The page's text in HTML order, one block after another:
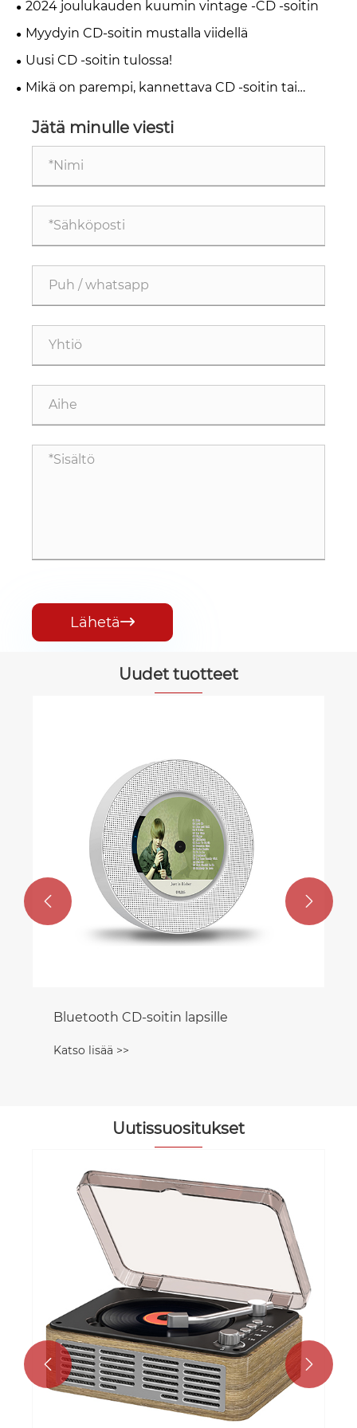
2024 joulukauden kuumin vintage -CD -soitin
Myydyin CD-soitin mustalla viidellä
Uusi CD -soitin tulossa!
Mikä on parempi, kannettava CD -soitin tai
Jätä minulle viesti
Lähetä
Uudet tuotteet
Bluetooth CD-soitin lapsille
Katso lisää >>
 
Uutissuositukset
 